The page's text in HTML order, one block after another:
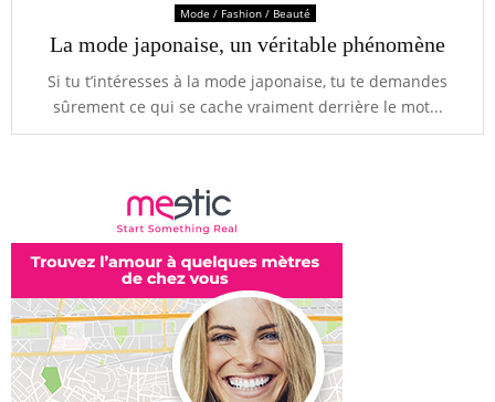
Mode / Fashion / Beauté
La mode japonaise, un véritable phénomène
Si tu t’intéresses à la mode japonaise, tu te demandes
sûrement ce qui se cache vraiment derrière le mot...